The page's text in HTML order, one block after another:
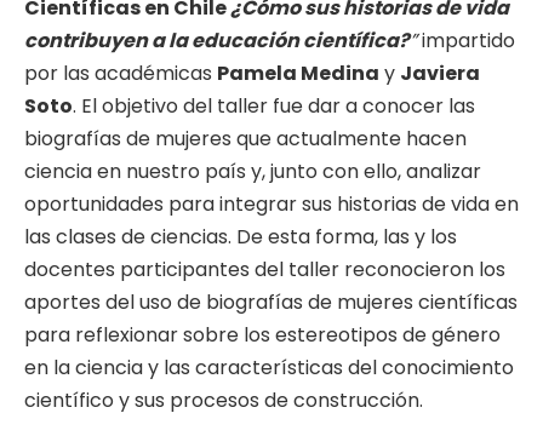
Científicas en Chile¿Cómo sus historias de vida
contribuyen a la educación científica?”impartido
por las académicas Pamela Medina y Javiera
Soto. El objetivo del taller fue dar a conocer las
biografías de mujeres que actualmente hacen
ciencia en nuestro país y, junto con ello, analizar
oportunidades para integrar sus historias de vida en
las clases de ciencias. De esta forma, las y los
docentes participantes del taller reconocieron los
aportes del uso de biografías de mujeres científicas
para reflexionar sobre los estereotipos de género
en la ciencia y las características del conocimiento
científico y sus procesos de construcción.